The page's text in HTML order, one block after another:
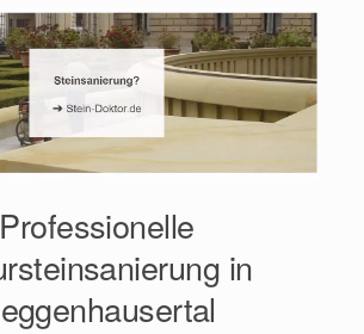
Professionelle
in